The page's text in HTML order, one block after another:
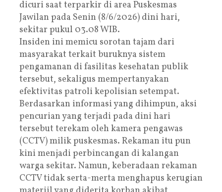
dicuri saat terparkir di area Puskesmas
Jawilan pada Senin (8/6/2026) dini hari,
sekitar pukul 03.08 WIB.
Insiden ini memicu sorotan tajam dari
masyarakat terkait buruknya sistem
pengamanan di fasilitas kesehatan publik
tersebut, sekaligus mempertanyakan
efektivitas patroli kepolisian setempat.
Berdasarkan informasi yang dihimpun, aksi
pencurian yang terjadi pada dini hari
tersebut terekam oleh kamera pengawas
(CCTV) milik puskesmas. Rekaman itu pun
kini menjadi perbincangan di kalangan
warga sekitar. Namun, keberadaan rekaman
CCTV tidak serta-merta menghapus kerugian